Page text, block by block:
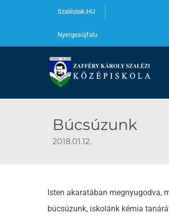
Szaléziak.HU
Nyergesújfalu
Búcsúzunk
2018.01.12.
Isten akaratában megnyugodva,
búcsúzunk, iskolánk kémia